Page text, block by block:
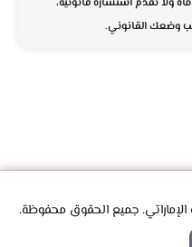
وضعك القانوني.